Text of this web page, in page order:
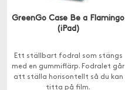
GreenGo Case Be a Flamingo
(iPad)
Ett ställbart fodral som stängs
med en gummiflärp. Fodralet går
att ställa horisontellt så du kan
titta på film.